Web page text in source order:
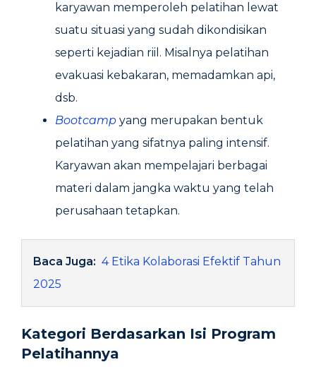
karyawan memperoleh pelatihan lewat
suatu situasi yang sudah dikondisikan
seperti kejadian riil. Misalnya pelatihan
evakuasi kebakaran, memadamkan api,
dsb.
Bootcamp yang merupakan bentuk
pelatihan yang sifatnya paling intensif.
Karyawan akan mempelajari berbagai
materi dalam jangka waktu yang telah
perusahaan tetapkan.
Baca Juga: 4 Etika Kolaborasi Efektif Tahun
2025
Kategori Berdasarkan Isi Program
Pelatihannya